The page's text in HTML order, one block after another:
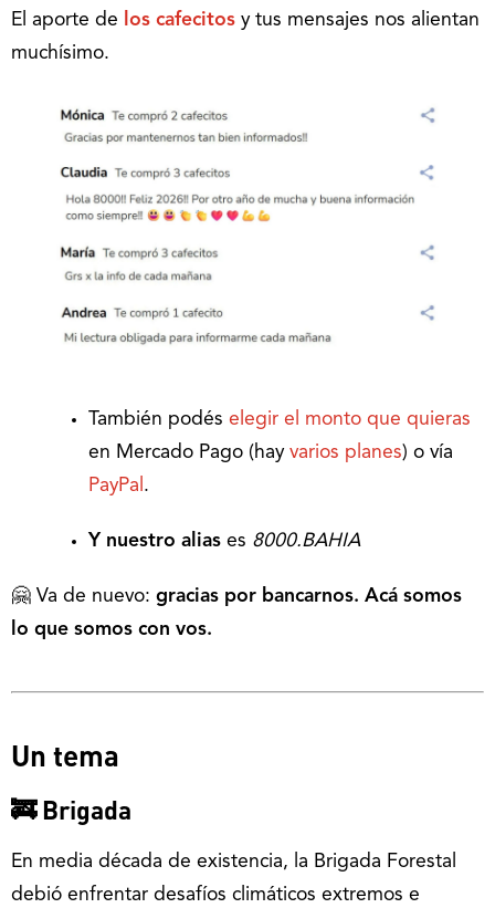
El aporte de los cafecitos y tus mensajes nos alientan
muchísimo.
También podés elegir el monto que quieras
en Mercado Pago (hay varios planes) o vía
PayPal .
Y nuestro alias es 8000.BAHIA
🤗 Va de nuevo: gracias por bancarnos. Acá somos
lo que somos con vos.
Un tema
🚒 Brigada
En media década de existencia, la Brigada Forestal
debió enfrentar desafíos climáticos extremos e